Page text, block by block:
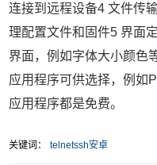
连接到远程设备4 文件传
理配置文件和固件5 界面
界面，例如字体大小颜色
应用程序可供选择，例如
应用程序都是免费。
关键词： telnetssh安卓